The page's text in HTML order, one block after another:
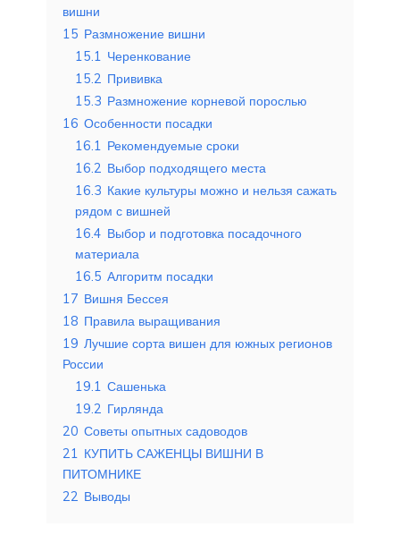
вишни
15 Размножение вишни
15.1 Черенкование
15.2 Прививка
15.3 Размножение корневой порослью
16 Особенности посадки
16.1 Рекомендуемые сроки
16.2 Выбор подходящего места
16.3 Какие культуры можно и нельзя сажать
рядом с вишней
16.4 Выбор и подготовка посадочного
материала
16.5 Алгоритм посадки
17 Вишня Бессея
18 Правила выращивания
19 Лучшие сорта вишен для южных регионов
России
19.1 Сашенька
19.2 Гирлянда
20 Советы опытных садоводов
21 КУПИТЬ САЖЕНЦЫ ВИШНИ В
ПИТОМНИКЕ
22 Выводы